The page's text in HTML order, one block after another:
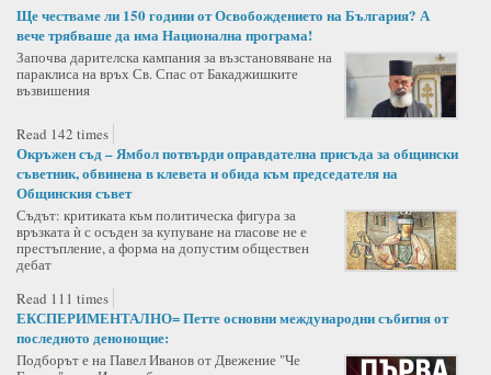
Ще честваме ли 150 години от Освобождението на България? А
вече трябваше да има Национална програма!
Започва дарителска кампания за възстановяване на
параклиса на връх Св. Спас от Бакаджишките
възвишения
Read 142 times
Окръжен съд – Ямбол потвърди оправдателна присъда за общински
съветник, обвинена в клевета и обида към председателя на
Общинския съвет
Съдът: критиката към политическа фигура за
връзката ѝ с осъден за купуване на гласове не е
престъпление, а форма на допустим обществен
дебат
Read 111 times
ЕКСПЕРИМЕНТАЛНО= Петте основни международни събития от
последното денонощие:
Подборът е на Павел Иванов от Двежение "Че